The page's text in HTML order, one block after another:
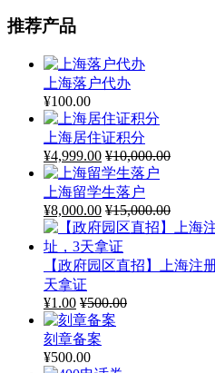
推荐产品
上海落户代办
¥100.00
上海居住证积分
¥4,999.00 ¥10,000.00
上海留学生落户
¥8,000.00 ¥15,000.00
【政府园区直招】上海注
天拿证
¥1.00 ¥500.00
刻章备案
¥500.00